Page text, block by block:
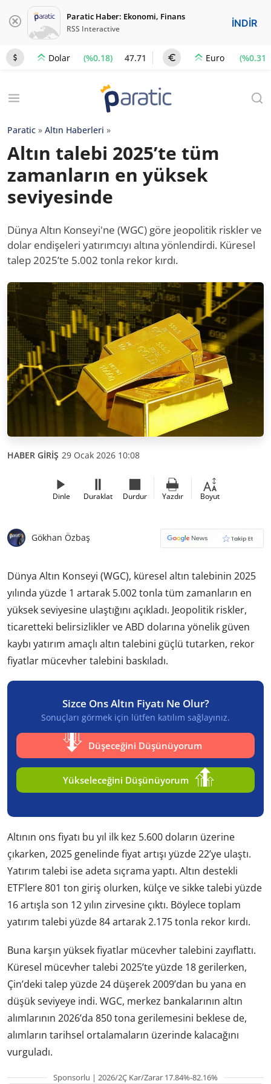
Paratic Haber: Ekonomi, Finans
RSS Interactive İNDİR
Dolar (%0.18) 47.71 Euro (%0.31)
Paratic » Altın Haberleri »
Altın talebi 2025’te tüm
zamanların en yüksek
seviyesinde
Dünya Altın Konseyi'ne (WGC) göre jeopolitik riskler ve
dolar endişeleri yatırımcıyı altına yönlendirdi. Küresel
talep 2025’te 5.002 tonla rekor kırdı.
HABER GİRİŞ 29 Ocak 2026 10:08
Dinle Duraklat Durdur Yazdır Boyut
Gökhan Özbaş
Dünya Altın Konseyi (WGC), küresel altın talebinin 2025
yılında yüzde 1 artarak 5.002 tonla tüm zamanların en
yüksek seviyesine ulaştığını açıkladı. Jeopolitik riskler,
ticaretteki belirsizlikler ve ABD dolarına yönelik güven
kaybı yatırım amaçlı altın talebini güçlü tutarken, rekor
fiyatlar mücevher talebini baskıladı.
Sizce Ons Altın Fiyatı Ne Olur?
Sonuçları görmek için lütfen katılım sağlayınız.
Düşeceğini Düşünüyorum
Yükseleceğini Düşünüyorum
Altının ons fiyatı bu yıl ilk kez 5.600 doların üzerine
çıkarken, 2025 genelinde fiyat artışı yüzde 22’ye ulaştı.
Yatırım talebi ise adeta sıçrama yaptı. Altın destekli
ETF’lere 801 ton giriş olurken, külçe ve sikke talebi yüzde
16 artışla son 12 yılın zirvesine çıktı. Böylece toplam
yatırım talebi yüzde 84 artarak 2.175 tonla rekor kırdı.
Buna karşın yüksek fiyatlar mücevher talebini zayıflattı.
Küresel mücevher talebi 2025’te yüzde 18 gerilerken,
Çin’deki talep yüzde 24 düşerek 2009’dan bu yana en
düşük seviyeye indi. WGC, merkez bankalarının altın
alımlarının 2026’da 850 tona gerilemesini beklese de,
alımların tarihsel ortalamaların üzerinde kalacağını
vurguladı.
Sponsorlu | 2026/2Ç Kar/Zarar 17.84%-82.16%